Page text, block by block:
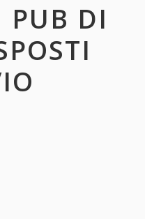
PUB DI